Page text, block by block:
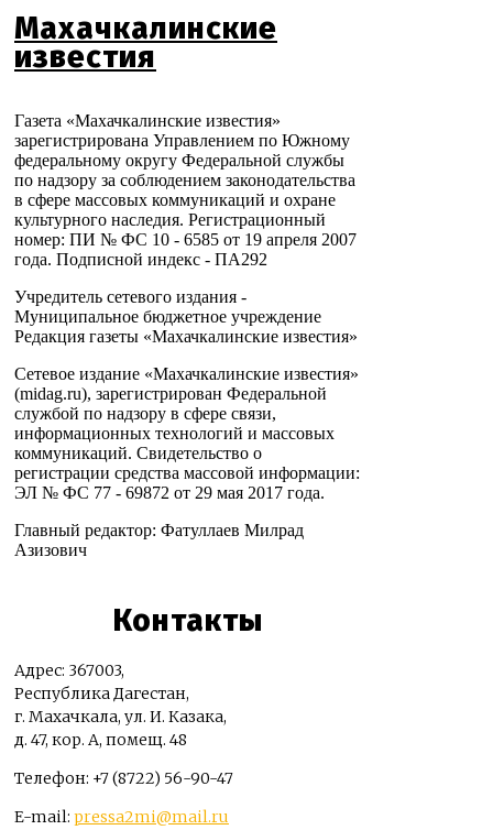
Махачкалинские
известия
Газета «Махачкалинские известия»
зарегистрирована Управлением по Южному
федеральному округу Федеральной службы
по надзору за соблюдением законодательства
в сфере массовых коммуникаций и охране
культурного наследия. Регистрационный
номер: ПИ № ФС 10 - 6585 от 19 апреля 2007
года. Подписной индекс - ПА292
Учредитель сетевого издания -
Муниципальное бюджетное учреждение
Редакция газеты «Махачкалинские известия»
Сетевое издание «Махачкалинские известия»
(midag.ru), зарегистрирован Федеральной
службой по надзору в сфере связи,
информационных технологий и массовых
коммуникаций. Свидетельство о
регистрации средства массовой информации:
ЭЛ № ФС 77 - 69872 от 29 мая 2017 года.
Главный редактор: Фатуллаев Милрад
Азизович
Контакты
Адрес: 367003,
Республика Дагестан,
г. Махачкала, ул. И. Казака,
д. 47, кор. А, помещ. 48
Телефон: +7 (8722) 56-90-47
E-mail: pressa2mi@mail.ru